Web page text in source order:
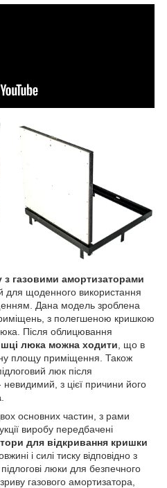
з газовими амортизаторами
для щоденного використання
Дана модель зроблена
з полегшеною кришкою
Після облицювання
люка можна ходити , що в
площу приміщення. Також
люк після
з цієї причини його
основних частин, з рами
виробу передбачені
для відкривання кришки
і силі тиску відповідно з
люки для безпечного
газового амортизатора,